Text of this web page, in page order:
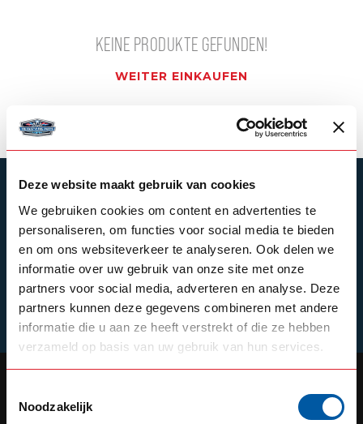
Deze website maakt gebruik van cookies
We gebruiken cookies om content en advertenties te
personaliseren, om functies voor social media te bieden
en om ons websiteverkeer te analyseren. Ook delen we
informatie over uw gebruik van onze site met onze
partners voor social media, adverteren en analyse. Deze
partners kunnen deze gegevens combineren met andere
informatie die u aan ze heeft verstrekt of die ze hebben
verzameld op basis van uw gebruik van hun services.
Noodzakelijk
KEINE PRODUKTE GEFUNDEN!
WEITER EINKAUFEN
ABONNIEREN SIE UNSEREN NEWSLETTER
Bleibe auf dem Laufenden mit unseren
Newsletter-Angeboten
Schrijf je in